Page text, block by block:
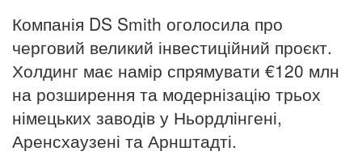
Компанія DS Smith оголосила про
черговий великий інвестиційний проєкт.
Холдинг має намір спрямувати €120 млн
на розширення та модернізацію трьох
німецьких заводів у Ньордлінгені,
Аренсхаузені та Арнштадті.